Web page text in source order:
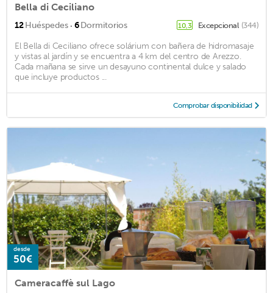
Bella di Ceciliano
12Huéspedes · 6Dormitorios 10,3 Excepcional (344)
El Bella di Ceciliano ofrece solárium con bañera de hidromasaje
y vistas al jardín y se encuentra a 4 km del centro de Arezzo.
Cada mañana se sirve un desayuno continental dulce y salado
que incluye productos ...
Comprobar disponibilidad
desde
50€
Cameracaffè sul Lago